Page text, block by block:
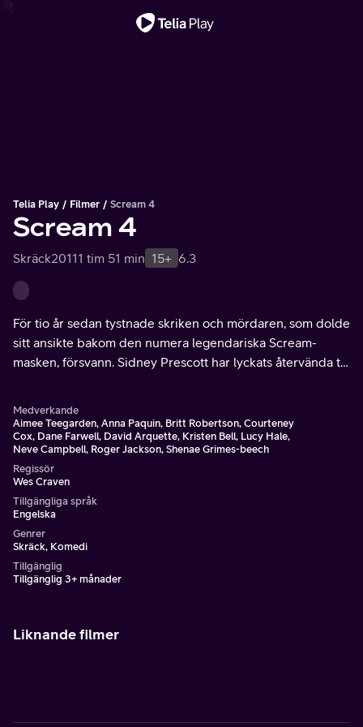
Telia Play Filmer Scream 4
Scream 4
Skräck20111 tim 51 min 15+ 6.3
För tio år sedan tystnade skriken och mördaren, som dolde
sitt ansikte bakom den numera legendariska Scream-
masken, försvann. Sidney Prescott har lyckats återvända till
Medverkande
Aimee Teegarden, Anna Paquin, Britt Robertson, Courteney
Cox, Dane Farwell, David Arquette, Kristen Bell, Lucy Hale,
Neve Campbell, Roger Jackson, Shenae Grimes-beech
Regissör
Wes Craven
Tillgängliga språk
Engelska
Genrer
Skräck, Komedi
Tillgänglig
Tillgänglig 3+ månader
Liknande filmer